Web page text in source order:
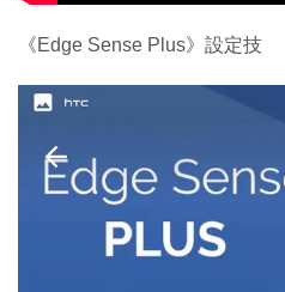
《Edge Sense Plus》設定技